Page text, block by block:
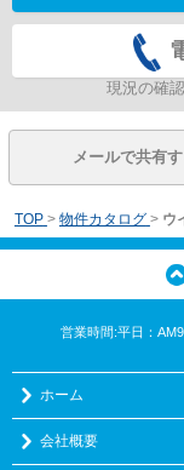
現況の確
メールで共有
TOP > 物件カタログ > ウ
営業時間:平日：
ホーム
会社概要